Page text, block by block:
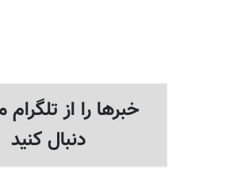
خبرها را از
دنبال کنید